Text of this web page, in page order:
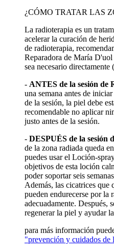
¿CÓMO TRATAR LAS
La radioterapia es un
acelerar la curación de
de radioterapia,
Reparadora de María
sea necesario
- ANTES de la sesión de
una semana antes de
de la sesión, la piel debe
recomendable no aplicar
justo antes de la sesión.
- DESPUÉS de la sesión
de la zona radiada queda
puedes usar el Loción-
objetivos de esta loción
poder soportar seis
Además, las cicatrices que
pueden endurecerse por la
adecuadamente. Después,
regenerar la piel y ayudar
para más información
"prevención y cuidados de